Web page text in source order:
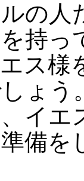
ルの
持っ
エス
ょう
、イ
備を